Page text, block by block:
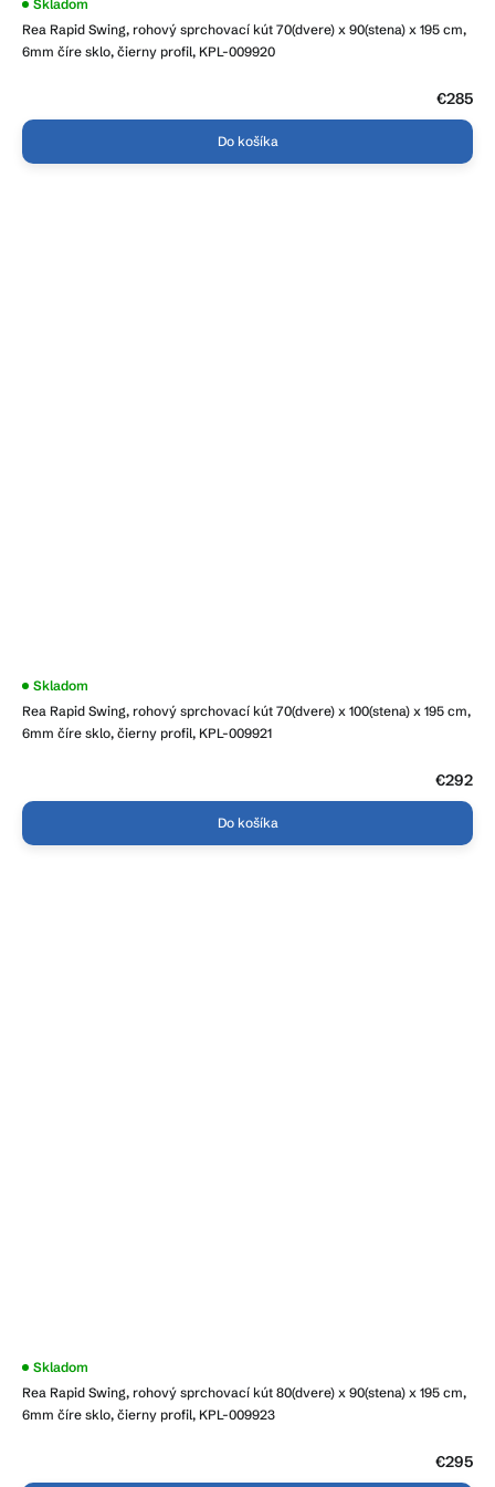
Rea Rapid Swing, rohový sprchovací kút 70(dvere) x 90(stena) x 195 cm,
6mm číre sklo, čierny profil, KPL-009920
Skladom
€285
Do košíka
Rea Rapid Swing, rohový sprchovací kút 70(dvere) x 100(stena) x 195 cm,
6mm číre sklo, čierny profil, KPL-009921
Skladom
€292
Do košíka
Rea Rapid Swing, rohový sprchovací kút 80(dvere) x 90(stena) x 195 cm,
6mm číre sklo, čierny profil, KPL-009923
Skladom
€295